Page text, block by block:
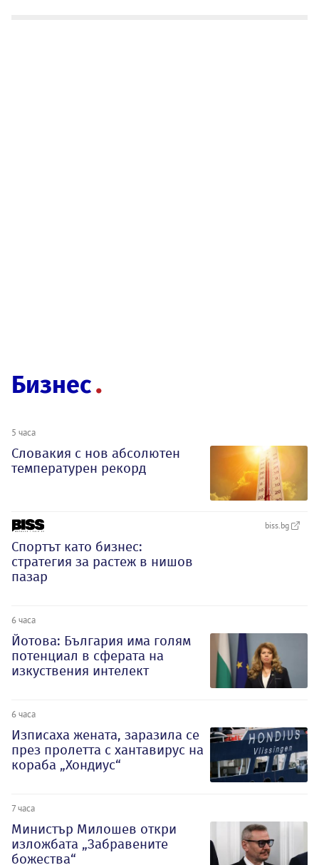
Бизнес
5 часа
Словакия с нов абсолютен
температурен рекорд
biss.bg
Спортът като бизнес:
стратегия за растеж в нишов
пазар
6 часа
Йотова: България има голям
потенциал в сферата на
изкуствения интелект
6 часа
Изписаха жената, заразила се
през пролетта с хантавирус на
кораба „Хондиус“
7 часа
Министър Милошев откри
изложбата „Забравените
божества“